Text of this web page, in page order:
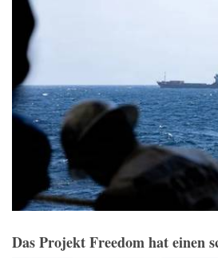
Das Projekt Freedom hat einen